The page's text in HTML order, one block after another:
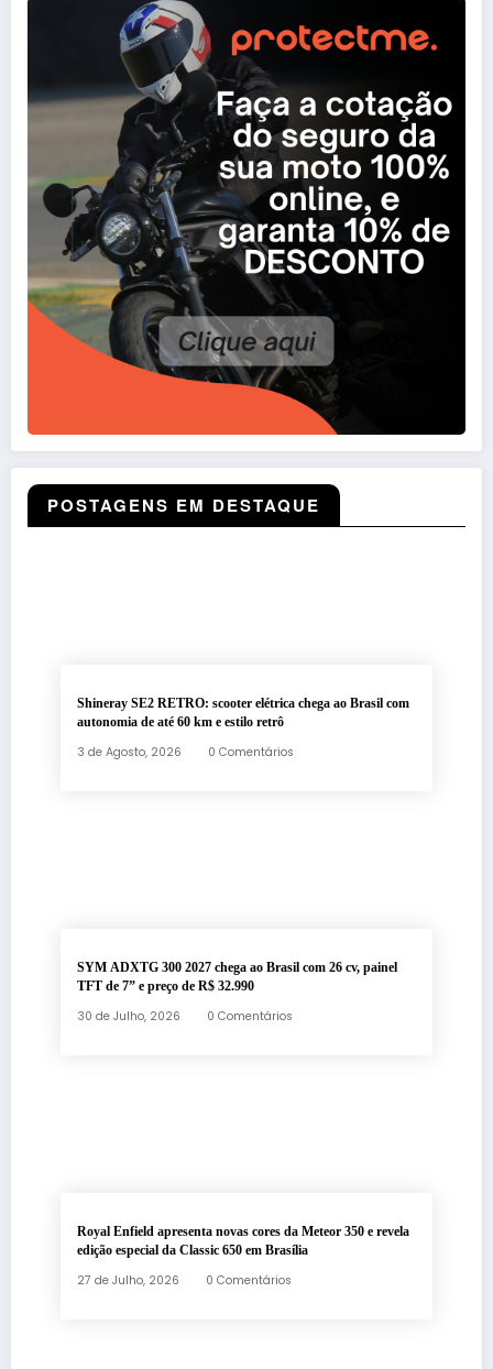
POSTAGENS EM DESTAQUE
Shineray SE2 RETRO: scooter elétrica chega ao Brasil com
autonomia de até 60 km e estilo retrô
3 de Agosto, 2026 0 Comentários
SYM ADXTG 300 2027 chega ao Brasil com 26 cv, painel
TFT de 7” e preço de R$ 32.990
30 de Julho, 2026 0 Comentários
Royal Enfield apresenta novas cores da Meteor 350 e revela
edição especial da Classic 650 em Brasília
27 de Julho, 2026 0 Comentários